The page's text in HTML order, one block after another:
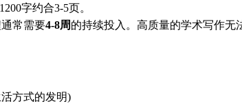
字约合3-5页。
常需要4-8周的持续投入。高质量的学术写作无
方式的发明)